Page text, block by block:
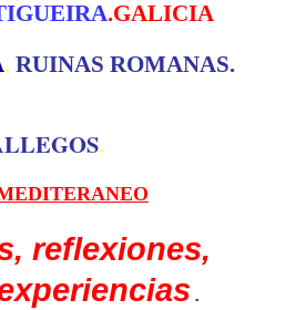
.GALICIA
. RUINAS ROMANAS.
.
reflexiones,
.